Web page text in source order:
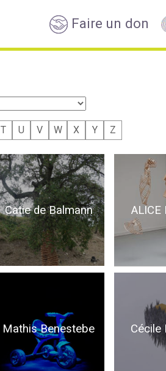
Faire un don
T U V W X Y Z
Catie de Balmann ALICE
Mathis Benestebe Cécile